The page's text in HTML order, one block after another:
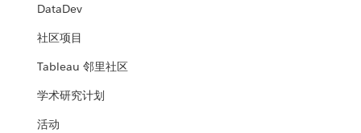
DataDev
社区项目
Tableau 邻里社区
学术研究计划
活动